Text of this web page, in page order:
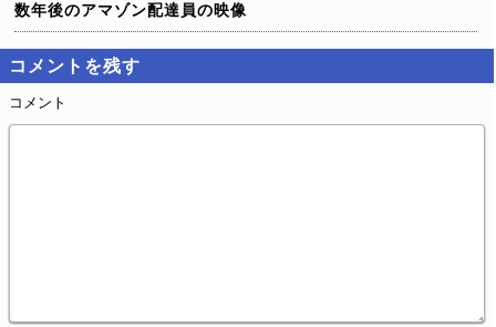
数年後のアマゾン配達員の映像
コメントを残す
コメント